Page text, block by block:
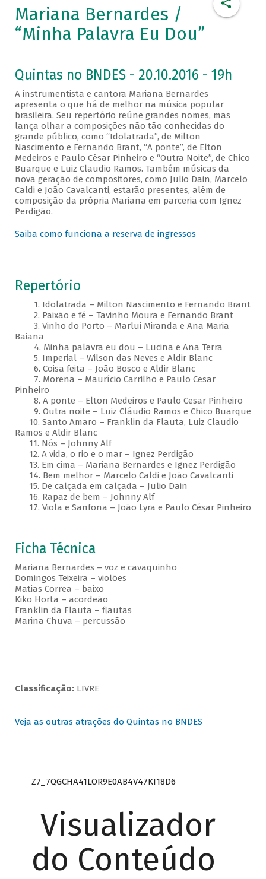
Mariana Bernardes /
“Minha Palavra Eu Dou”
Quintas no BNDES - 20.10.2016 - 19h
A instrumentista e cantora Mariana Bernardes
apresenta o que há de melhor na música popular
brasileira. Seu repertório reúne grandes nomes, mas
lança olhar a composições não tão conhecidas do
grande público, como “Idolatrada”, de Milton
Nascimento e Fernando Brant, “A ponte”, de Elton
Medeiros e Paulo César Pinheiro e “Outra Noite”, de Chico
Buarque e Luiz Claudio Ramos. Também músicas da
nova geração de compositores, como Julio Dain, Marcelo
Caldi e João Cavalcanti, estarão presentes, além de
composição da própria Mariana em parceria com Ignez
Perdigão.
Saiba como funciona a reserva de ingressos
Repertório
1. Idolatrada – Milton Nascimento e Fernando Brant
2. Paixão e fé – Tavinho Moura e Fernando Brant
3. Vinho do Porto – Marlui Miranda e Ana Maria
Baiana
4. Minha palavra eu dou – Lucina e Ana Terra
5. Imperial – Wilson das Neves e Aldir Blanc
6. Coisa feita – João Bosco e Aldir Blanc
7. Morena – Maurício Carrilho e Paulo Cesar
Pinheiro
8. A ponte – Elton Medeiros e Paulo Cesar Pinheiro
9. Outra noite – Luiz Cláudio Ramos e Chico Buarque
10. Santo Amaro – Franklin da Flauta, Luiz Claudio
Ramos e Aldir Blanc
11. Nós – Johnny Alf
12. A vida, o rio e o mar – Ignez Perdigão
13. Em cima – Mariana Bernardes e Ignez Perdigão
14. Bem melhor – Marcelo Caldi e João Cavalcanti
15. De calçada em calçada – Julio Dain
16. Rapaz de bem – Johnny Alf
17. Viola e Sanfona – João Lyra e Paulo César Pinheiro
Ficha Técnica
Mariana Bernardes – voz e cavaquinho
Domingos Teixeira – violões
Matias Correa – baixo
Kiko Horta – acordeão
Franklin da Flauta – flautas
Marina Chuva – percussão
Classificação: LIVRE
Veja as outras atrações do Quintas no BNDES
Z7_7QGCHA41LOR9E0AB4V47KI18D6
Visualizador
do Conteúdo